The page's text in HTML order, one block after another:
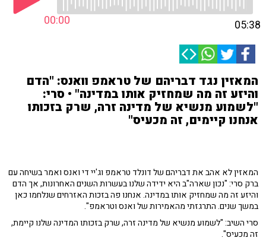
00:00 05:38
המאזין נגד דבריהם של טראמפ וואנס: "הדם
והיזע זה מה שמחזיק אותו במדינה" • סרי:
"לשמוע מנשיא של מדינה זרה, שרק בזכותו
אנחנו קיימים, זה מכעיס"
המאזין לא אהב את דבריהם של דונלד טראמפ וג'יי די ואנס ואמר בשיחה עם
ברק סרי: "נכון שארה"ב היא ידידה שלנו בעשרות השנים האחרונות, אך הדם
והיזע זה מה שמחזיק אותו במדינה. אנחנו פה בזכות האזרחים שנלחמו כאן
במשך שנים. התרגזתי מהאמירות של ואנס וטראמפ".
סרי השיב: "לשמוע מנשיא של מדינה זרה, שרק בזכותו המדינה שלנו קיימת,
זה מכעיס".